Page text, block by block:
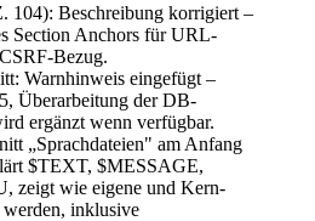
104): Beschreibung korrigiert –
Section Anchors für URL-
Bezug.
Warnhinweis eingefügt –
Überarbeitung der DB-
ergänzt wenn verfügbar.
„Sprachdateien" am Anfang
$TEXT, $MESSAGE,
zeigt wie eigene und Kern-
werden, inklusive